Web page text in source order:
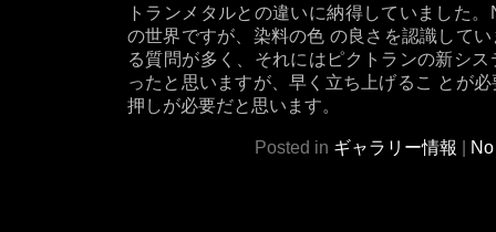
トランメタルとの違いに納得していました
の世界ですが、染料の色 の良さを認識して
る質問が多く、それにはピクトランの新シ
ったと思いますが、早く立ち上げるこ とが
押しが必要だと思います。
Posted in ギャラリー情報 |